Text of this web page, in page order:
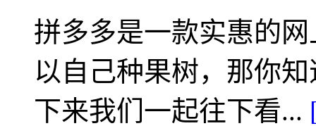
拼多多是一款实惠的
以自己种果树，那你
下来我们一起往下看...